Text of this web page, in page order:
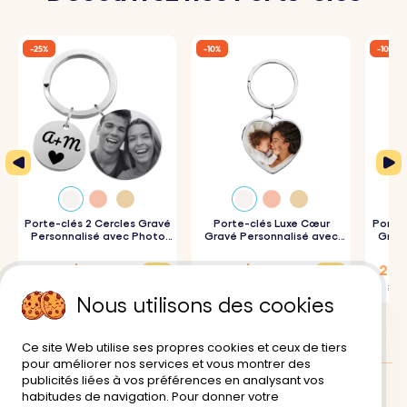
d'élégance.
♥ Pompon chic : Ce porte-clés est accompagné d'un
pompon très chic, disponible en plusieurs couleurs, qui
ajoute une touche tendance à votre trousseau de clés.
♥ Matière acrylique durable : Fabriqué en acrylique de
grande qualité, ce porte-clés est à la fois léger et
robuste, parfait pour une utilisation au quotidien.
1. Tapez votre texte : Ajoutez un nom, un texte ou un
clés en acrylique.
2. Choisissez la police et la couleur du pompon :
Porte-clés 2 Cercles Gravé
Personnalisé avec Photo
28,13 $
-25%
Porte-clés Luxe Cœur
Gravé Personnalisé avec
27,81 $
-10% -10%
Avis des clients: 0/5
Nous utilisons des cookies
Ce site Web utilise ses propres cookies et ceux de tiers
pour améliorer nos services et vous montrer des
publicités liées à vos préférences en analysant vos
habitudes de navigation. Pour donner votre